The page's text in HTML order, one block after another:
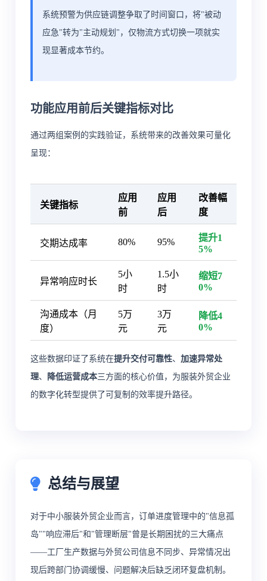
系统预警为供应链调整争取了时间窗口，将"被动
应急"转为"主动规划"，仅物流方式切换一项就实
现显著成本节约。
功能应用前后关键指标对比
通过两组案例的实践验证，系统带来的改善效果可量化
呈现：
关键指标
应用
前
应用
后
改善幅
度
交期达成率 80% 95%
提升1
5%
异常响应时长
5小
时
1.5小
时
缩短7
0%
沟通成本（月
度）
5万
元
3万
元
降低4
0%
这些数据印证了系统在提升交付可靠性、 加速异常处
理、 降低运营成本三方面的核心价值，为服装外贸企业
的数字化转型提供了可复制的效率提升路径。
总结与展望
对于中小服装外贸企业而言，订单进度管理中的"信息孤
岛""响应滞后"和"管理断层"曾是长期困扰的三大痛点
——工厂生产数据与外贸公司信息不同步、异常情况出
现后跨部门协调缓慢、问题解决后缺乏闭环复盘机制。